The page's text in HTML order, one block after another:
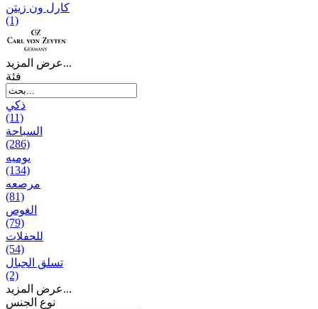
کارل ون زیتن
(1)
عرض المزيد...
فئة
ذكي
(11)
السباحة
(286)
يومیه
(134)
مرصعه
(81)
الغوص
(79)
للحفلات
(54)
تسلق الجبال
(2)
عرض المزيد...
نوع الجنس